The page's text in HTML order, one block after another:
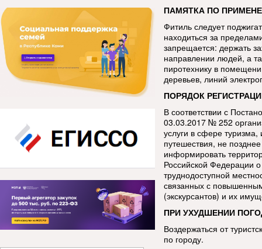
ПАМЯТКА ПО
Фитиль следует
находиться за
запрещается: держать
направлении людей, а
пиротехнику в
деревьев, линий
ПОРЯДОК
В соответствии с
03.03.2017 № 252
услуги в сфере
путешествия, не
информировать
Российской Федерации
труднодоступной
связанных с
(экскурсантов) и их
ПРИ УХУДШЕНИИ
Воздержаться от
по городу.